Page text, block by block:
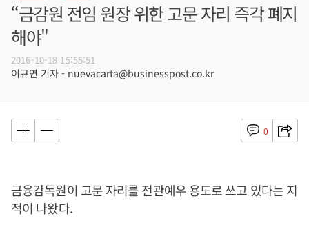
“금감원 전임 원장 위한 고문 자리 즉각 폐지
해야"
2016-10-18 15:55:51
이규연 기자 - nuevacarta@businesspost.co.kr
0
금융감독원이 고문 자리를 전관예우 용도로 쓰고 있다는 지
적이 나왔다.